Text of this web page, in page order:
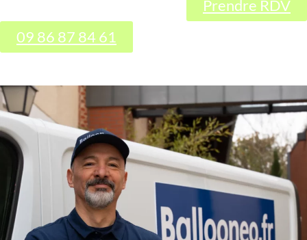
Prendre RDV
09 86 87 84 61